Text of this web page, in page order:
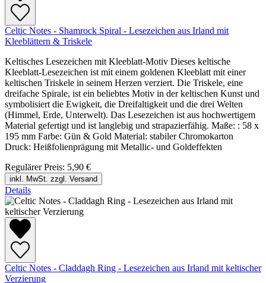
Celtic Notes - Shamrock Spiral - Lesezeichen aus Irland mit
Kleeblättern & Triskele
Keltisches Lesezeichen mit Kleeblatt-Motiv Dieses keltische
Kleeblatt-Lesezeichen ist mit einem goldenen Kleeblatt mit einer
keltischen Triskele in seinem Herzen verziert. Die Triskele, eine
dreifache Spirale, ist ein beliebtes Motiv in der keltischen Kunst und
symbolisiert die Ewigkeit, die Dreifaltigkeit und die drei Welten
(Himmel, Erde, Unterwelt). Das Lesezeichen ist aus hochwertigem
Material gefertigt und ist langlebig und strapazierfähig. Maße: : 58 x
195 mm Farbe: Gün & Gold Material: stabiler Chromokarton
Druck: Heißfolienprägung mit Metallic- und Goldeffekten
Regulärer Preis: 5,90 €
inkl. MwSt. zzgl. Versand
Details
Celtic Notes - Claddagh Ring - Lesezeichen aus Irland mit keltischer
Verzierung